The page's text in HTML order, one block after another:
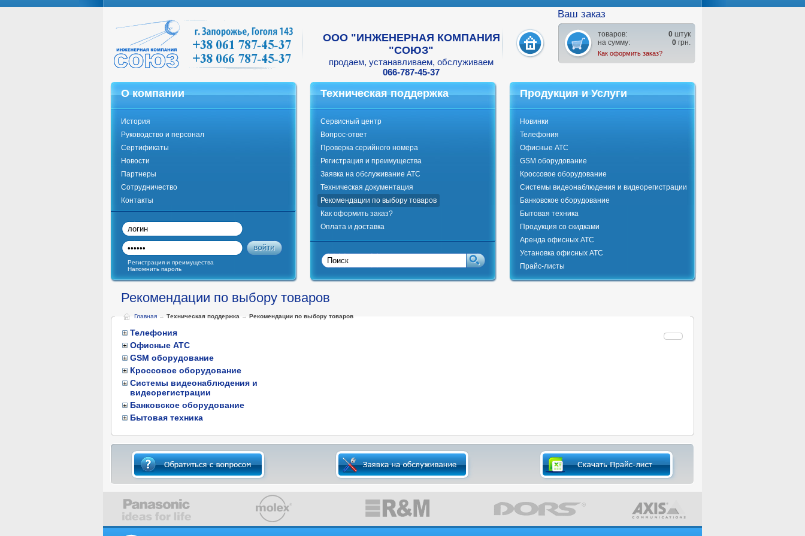
ООО "ИНЖЕНЕРНАЯ КОМПАНИЯ
"СОЮЗ"
продаем, устанавливаем, обслуживаем
066-787-45-37
Ваш заказ
товаров: 0 штук
на сумму:
0 грн.
Как оформить заказ?
О компании Техническая поддержка Продукция и Услуги
История
Руководство и персонал
Сертификаты
Новости
Партнеры
Сотрудничество
Контакты
Сервисный центр
Вопрос-ответ
Проверка серийного номера
Регистрация и преимущества
Заявка на обслуживание АТС
Техническая документация
Рекомендации по выбору товаров
Как оформить заказ?
Оплата и доставка
Новинки
Телефония
Офисные АТС
GSM оборудование
Кроссовое оборудование
Системы видеонаблюдения и видеорегистрации
Банковское оборудование
Бытовая техника
Продукция со скидками
Аренда офисных АТС
Установка офисных АТС
Прайс-листы
Регистрация и преимущества
Напомнить пароль
Рекомендации по выбору товаров
Главная → Техническая поддержка → Рекомендации по выбору товаров
Телефония
Офисные АТС
GSM оборудование
Кроссовое оборудование
Системы видеонаблюдения и
видеорегистрации
Банковское оборудование
Бытовая техника